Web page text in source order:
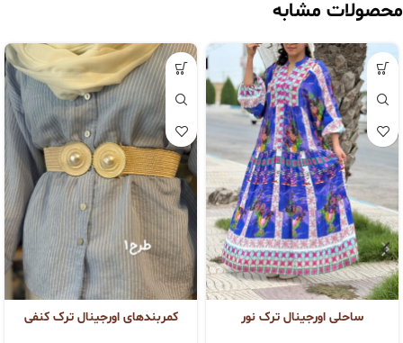
محصولات مشابه
ساحلی اورجینال ترک نور کمربندهای اورجینال ترک کنفی